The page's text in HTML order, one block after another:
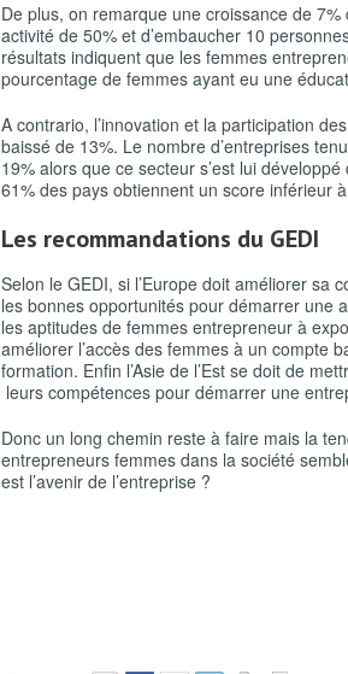
De plus, on remarque une croissance de
activité de 50% et d’embaucher 10
résultats indiquent que les femmes
pourcentage de femmes ayant eu une
A contrario, l’innovation et la participation
baissé de 13%. Le nombre d’entreprises
19% alors que ce secteur s’est lui
61% des pays obtiennent un score inférieur
Les recommandations du GEDI
Selon le GEDI, si l’Europe doit améliorer sa
les bonnes opportunités pour démarrer une
les aptitudes de femmes entrepreneur à
améliorer l’accès des femmes à un compte
formation. Enfin l’Asie de l’Est se doit de
leurs compétences pour démarrer une
Donc un long chemin reste à faire mais la
entrepreneurs femmes dans la société
est l’avenir de l’entreprise ?